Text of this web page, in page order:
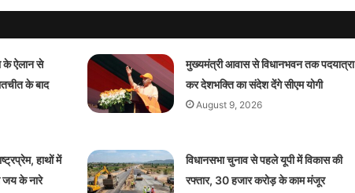
के ऐलान से
के बाद
मुख्यमंत्री आवास से विधानभवन तक पदयात्रा
कर देशभक्ति का संदेश देंगे सीएम योगी
August 9, 2026
हाथों में
जय के नारे
विधानसभा चुनाव से पहले यूपी में विकास की
रफ्तार, 30 हजार करोड़ के काम मंजूर